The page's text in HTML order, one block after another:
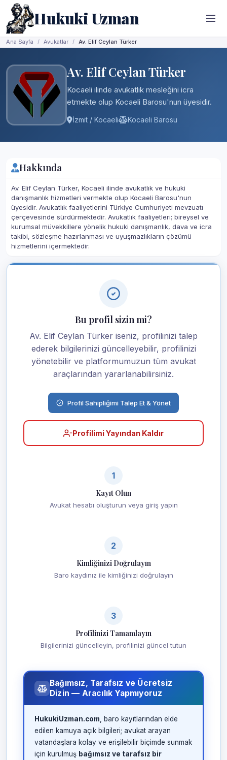
Hukuki Uzman
Ana Sayfa Avukatlar Av. Elif Ceylan Türker
Av. Elif Ceylan Türker
Kocaeli ilinde avukatlık mesleğini icra
etmekte olup Kocaeli Barosu'nun üyesidir.
İzmit / Kocaeli Kocaeli Barosu
Hakkında
Av. Elif Ceylan Türker, Kocaeli ilinde avukatlık ve hukuki
danışmanlık hizmetleri vermekte olup Kocaeli Barosu'nun
üyesidir. Avukatlık faaliyetlerini Türkiye Cumhuriyeti mevzuatı
çerçevesinde sürdürmektedir. Avukatlık faaliyetleri; bireysel ve
kurumsal müvekkillere yönelik hukuki danışmanlık, dava ve icra
takibi, sözleşme hazırlanması ve uyuşmazlıkların çözümü
hizmetlerini içermektedir.
Bu profil sizin mi?
Av. Elif Ceylan Türker iseniz, profilinizi talep
ederek bilgilerinizi güncelleyebilir, profilinizi
yönetebilir ve platformumuzun tüm avukat
araçlarından yararlanabilirsiniz.
Profil Sahipliğimi Talep Et & Yönet
Profilimi Yayından Kaldır
1
Kayıt Olun
Avukat hesabı oluşturun veya giriş yapın
2
Kimliğinizi Doğrulayın
Baro kaydınız ile kimliğinizi doğrulayın
3
Profilinizi Tamamlayın
Bilgilerinizi güncelleyin, profilinizi güncel tutun
Bağımsız, Tarafsız ve Ücretsiz
Dizin — Aracılık Yapmıyoruz
HukukiUzman.com , baro kayıtlarından elde
edilen kamuya açık bilgileri; avukat arayan
vatandaşlara kolay ve erişilebilir biçimde sunmak
için kurulmuş bağımsız ve tarafsız bir